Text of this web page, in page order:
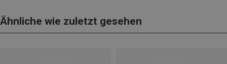
Ähnliche wie zuletzt gesehen